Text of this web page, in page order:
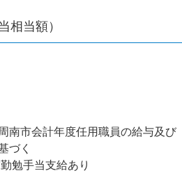
相当額）
南市会計年度任用職員の給与及び
づく
勉手当支給あり